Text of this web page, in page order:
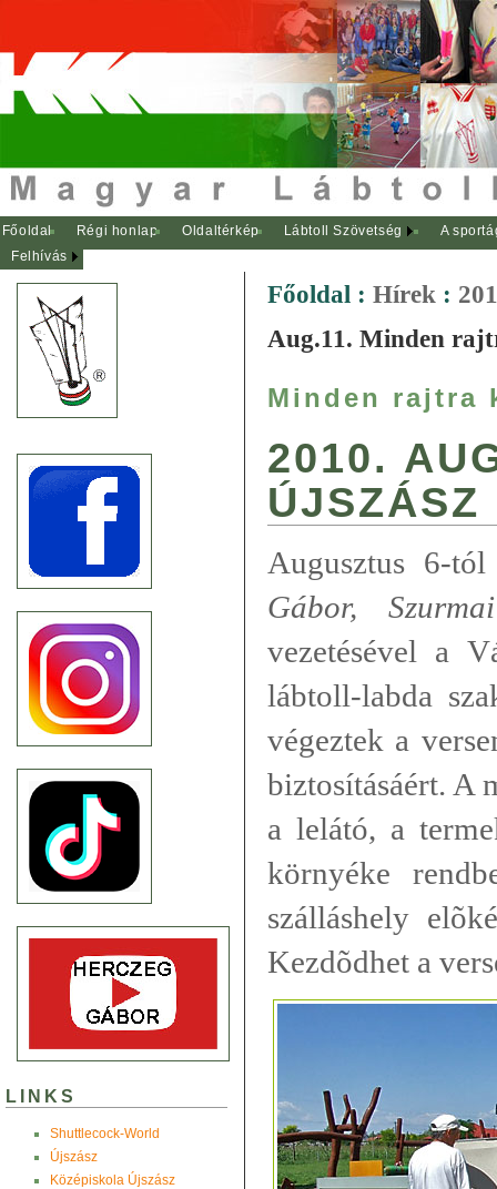
Főoldal Régi honlap Oldaltérkép Lábtoll Szövetség
A
Felhívás
LINKS
Shuttlecock-World
Újszász
Középiskola Újszász
Főoldal : Hírek :
Aug.11. Minden
Minden rajtra
2010.
ÚJSZÁSZ
Augusztus 6-
Gábor,
vezetésével a
lábtoll-labda
végeztek a
biztosításáért. A
a lelátó, a
környéke
szálláshely
Kezdõdhet a